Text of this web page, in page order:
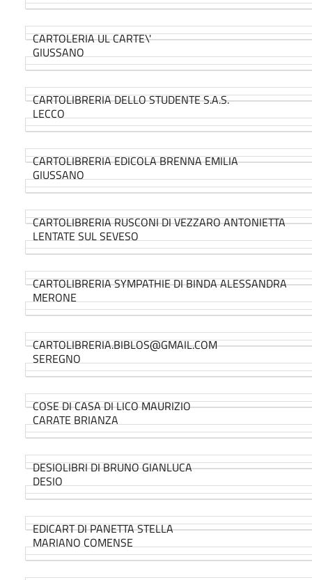
CARTOLERIA UL CARTE\'
GIUSSANO
CARTOLIBRERIA DELLO STUDENTE S.A.S.
LECCO
CARTOLIBRERIA EDICOLA BRENNA EMILIA
GIUSSANO
CARTOLIBRERIA RUSCONI DI VEZZARO ANTONIETTA
LENTATE SUL SEVESO
CARTOLIBRERIA SYMPATHIE DI BINDA ALESSANDRA
MERONE
CARTOLIBRERIA.BIBLOS@GMAIL.COM
SEREGNO
COSE DI CASA DI LICO MAURIZIO
CARATE BRIANZA
DESIOLIBRI DI BRUNO GIANLUCA
DESIO
EDICART DI PANETTA STELLA
MARIANO COMENSE